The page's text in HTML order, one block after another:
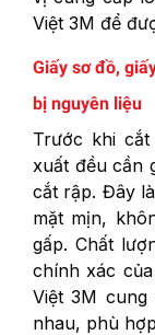
Việt 3M để
Giấy sơ đồ,
bị nguyên liệu
Trước khi
xuất đều cần
cắt rập. Đây
mặt mịn,
gấp. Chất
chính xác
Việt 3M
nhau, phù